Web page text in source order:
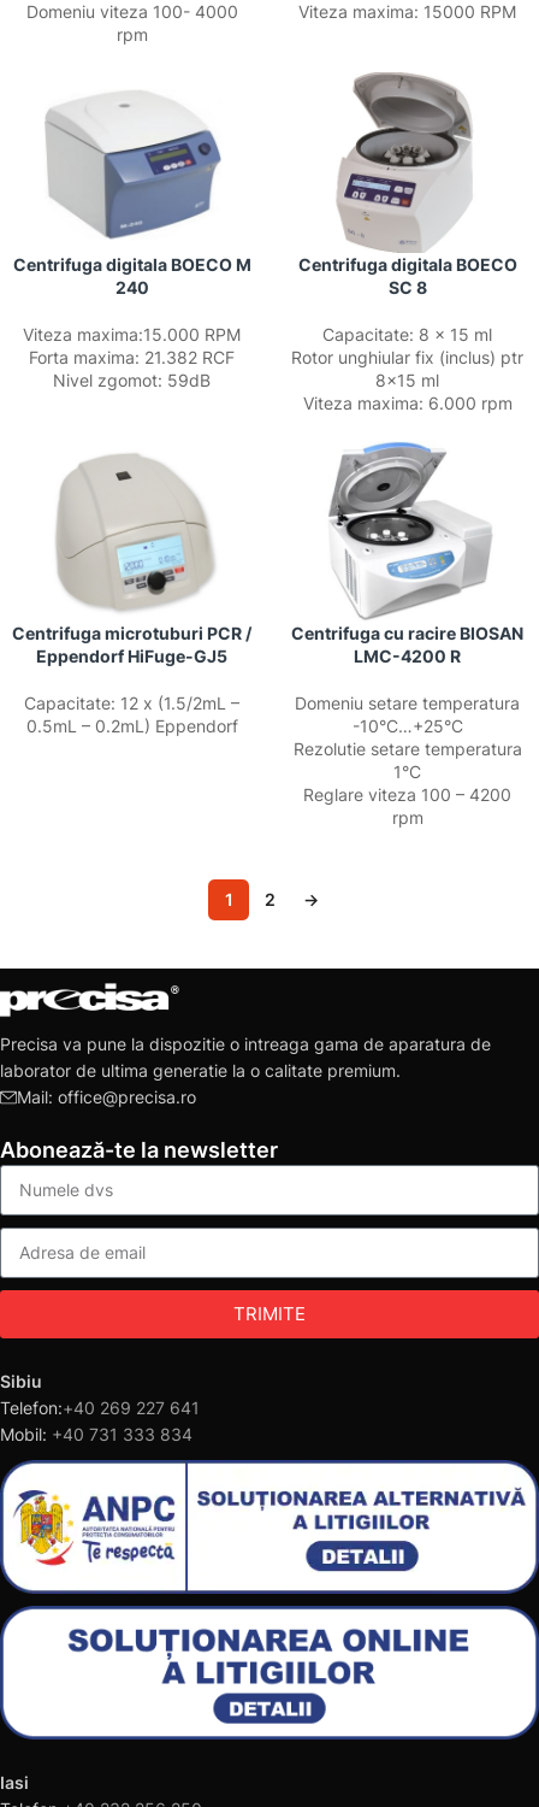
Domeniu viteza 100- 4000
rpm
Viteza maxima: 15000 RPM
Centrifuga digitala BOECO M
240
Viteza maxima:15.000 RPM
Forta maxima: 21.382 RCF
Nivel zgomot: 59dB
Centrifuga digitala BOECO
SC 8
Capacitate: 8 x 15 ml
Rotor unghiular fix (inclus) ptr
8×15 ml
Viteza maxima: 6.000 rpm
Centrifuga microtuburi PCR /
Eppendorf HiFuge-GJ5
Capacitate: 12 x (1.5/2mL –
0.5mL – 0.2mL) Eppendorf
Centrifuga cu racire BIOSAN
LMC-4200 R
Domeniu setare temperatura
-10°C…+25°C
Rezolutie setare temperatura
1°C
Reglare viteza 100 – 4200
rpm
1 2 →
Precisa va pune la dispozitie o intreaga gama de aparatura de
laborator de ultima generatie la o calitate premium.
Mail: office@precisa.ro
Abonează-te la newsletter
TRIMITE
Sibiu
Telefon:+40 269 227 641
Mobil: +40 731 333 834
Iasi